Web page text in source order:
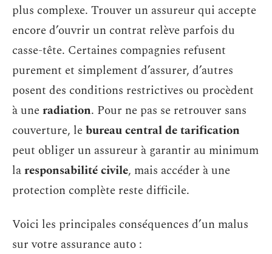
plus complexe. Trouver un assureur qui accepte
encore d’ouvrir un contrat relève parfois du
casse-tête. Certaines compagnies refusent
purement et simplement d’assurer, d’autres
posent des conditions restrictives ou procèdent
à uneradiation. Pour ne pas se retrouver sans
couverture, lebureau central de tarification
peut obliger un assureur à garantir au minimum
laresponsabilité civile, mais accéder à une
protection complète reste difficile.
Voici les principales conséquences d’un malus
sur votre assurance auto :